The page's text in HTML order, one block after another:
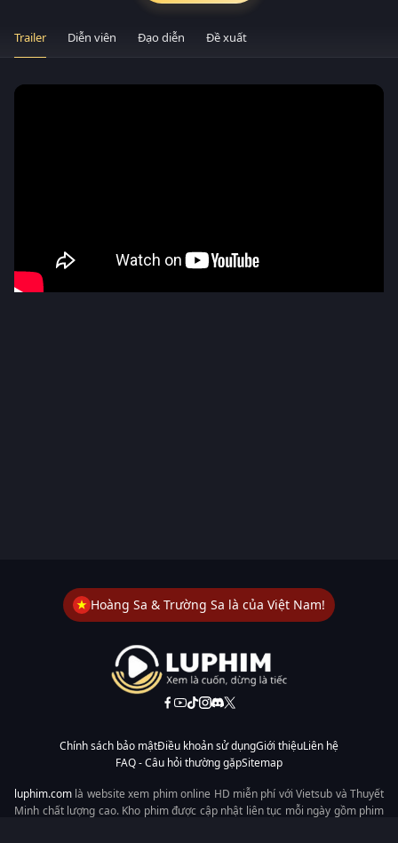
Trailer Diễn viên Đạo diễn Đề xuất
Hoàng Sa & Trường Sa là của Việt Nam!
Chính sách bảo mậtĐiều khoản sử dụngGiới thiệuLiên hệ
FAQ - Câu hỏi thường gặpSitemap
luphim.com là website xem phim online HD miễn phí với Vietsub và Thuyết
Minh chất lượng cao. Kho phim được cập nhật liên tục mỗi ngày gồm phim